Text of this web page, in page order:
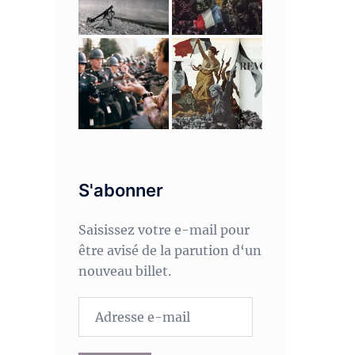
S'abonner
Saisissez votre e-mail pour
être avisé de la parution d‘un
nouveau billet.